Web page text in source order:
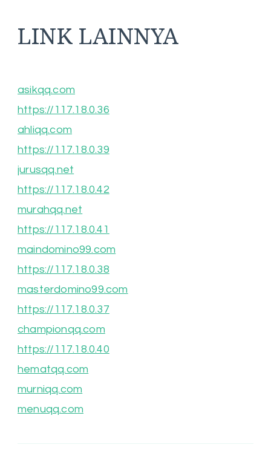
LINK LAINNYA
asikqq.com
https://117.18.0.36
ahliqq.com
https://117.18.0.39
jurusqq.net
https://117.18.0.42
murahqq.net
https://117.18.0.41
maindomino99.com
https://117.18.0.38
masterdomino99.com
https://117.18.0.37
championqq.com
https://117.18.0.40
hematqq.com
murniqq.com
menuqq.com